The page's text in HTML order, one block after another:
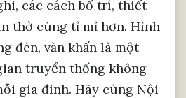
các cách bố trí, thiết
thờ cúng tỉ mỉ hơn. Hình
đèn, văn khấn là một
truyển thống không
gia đình. Hãy cùng Nội